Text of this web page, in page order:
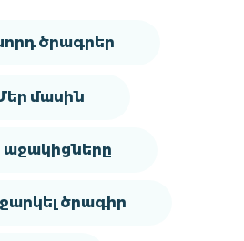
ծրագիր
աջակիցները
մասին
ծրագրեր